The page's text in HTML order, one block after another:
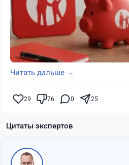
Читать дальше →
29 76 0 25
Цитаты экспертов